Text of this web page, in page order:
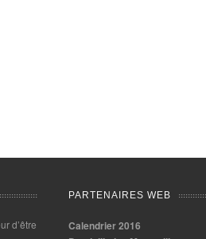
d’être
PARTENAIRES WEB
Calendrier 2016